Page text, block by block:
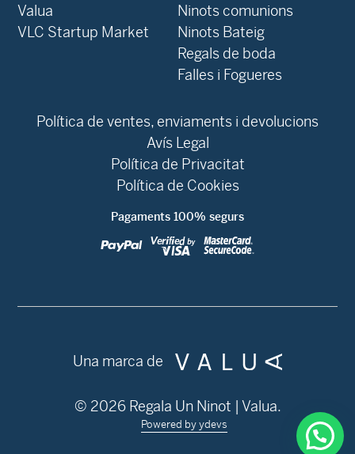
Valua
VLC Startup Market
Ninots comunions
Ninots Bateig
Regals de boda
Falles i Fogueres
Política de ventes, enviaments i devolucions
Avís Legal
Política de Privacitat
Política de Cookies
Pagaments 100% segurs
© 2026 Regala Un Ninot | Valua.
Powered by ydevs
Una marca de